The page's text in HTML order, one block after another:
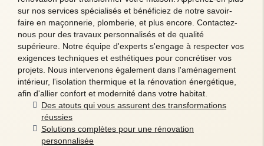
sur nos services spécialisés et bénéficiez de notre savoir-
faire en maçonnerie, plomberie, et plus encore. Contactez-
nous pour des travaux personnalisés et de qualité
supérieure. Notre équipe d'experts s'engage à respecter vos
exigences techniques et esthétiques pour concrétiser vos
projets. Nous intervenons également dans l'aménagement
intérieur, l'isolation thermique et la rénovation énergétique,
afin d'allier confort et modernité dans votre habitat.
Des atouts qui vous assurent des transformations
réussies
Solutions complètes pour une rénovation
personnalisée